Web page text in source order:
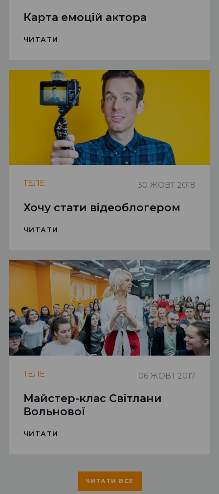
Карта емоцій актора
ЧИТАТИ
ТЕЛЕ 30 ЖОВТ 2018
Хочу стати відеоблогером
ЧИТАТИ
ТЕЛЕ 06 ЖОВТ 2017
Майстер-клас Світлани
Вольнової
ЧИТАТИ
ЧИТАТИ ВСЕ